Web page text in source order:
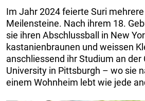
Im Jahr 2024 feierte Suri
Meilensteine. Nach ihrem 18.
sie ihren Abschlussball in New
kastanienbraunen und weissen
anschliessend ihr Studium an der
University in Pittsburgh – wo sie
einem Wohnheim lebt wie jede